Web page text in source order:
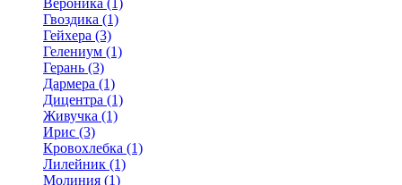
Вероника (1)
Гвоздика (1)
Гейхера (3)
Гелениум (1)
Герань (3)
Дармера (1)
Дицентра (1)
Живучка (1)
Ирис (3)
Кровохлебка (1)
Лилейник (1)
Молиния (1)